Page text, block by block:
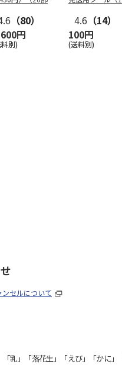
（80）
円
別)
4.6 （14）
100円
(送料別)
セルについて
乳」「落花生」「えび」「かに